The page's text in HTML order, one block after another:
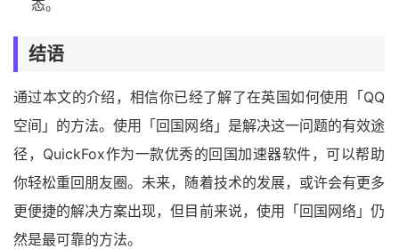
态。
结语
通过本文的介绍，相信你已经了解了在英国如何使用「QQ
空间」的方法。使用「回国网络」是解决这一问题的有效途
径，QuickFox作为一款优秀的回国加速器软件，可以帮助
你轻松重回朋友圈。未来，随着技术的发展，或许会有更多
更便捷的解决方案出现，但目前来说，使用「回国网络」仍
然是最可靠的方法。